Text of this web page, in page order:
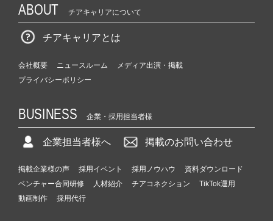
ABOUT チアキャリアについて
チアキャリアとは
会社概要 ニュースルーム
メディア出演・掲載
プライバシーポリシー
BUSINESS 企業・採用担当者様
企業担当者様へ 掲載のお問い合わせ
掲載企業様の声 採用イベント 採用ノウハウ
資料ダウンロード
ベンチャー合同研修
人材紹介 チアコネクション
TikTok運用
動画制作
採用代行